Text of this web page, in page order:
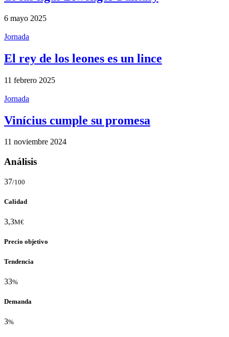
6 mayo 2025
Jornada
El rey de los leones es un lince
11 febrero 2025
Jornada
Vinícius cumple su promesa
11 noviembre 2024
Análisis
37/100
Calidad
3,3M€
Precio objetivo
Tendencia
33%
Demanda
3%